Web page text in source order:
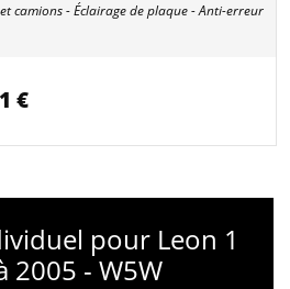
camions - Éclairage de plaque - Anti-erreur
€
pour Leon 1
2005 - W5W